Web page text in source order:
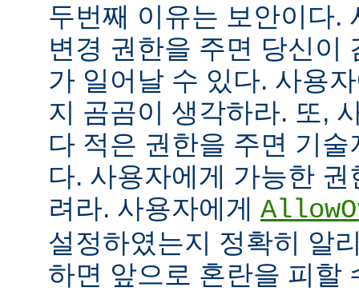
두번째 이유는 보안이다.
변경 권한을 주면 당신이
가 일어날 수 있다. 사용
지 곰곰이 생각하라. 또,
다 적은 권한을 주면 기
다. 사용자에게 가능한
려라. 사용자에게
설정하였는지 정확히 알
하면 앞으로 혼란을 피할